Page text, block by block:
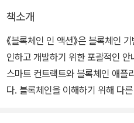
책소개
《블록체인 인 액션》은 블록체인
인하고 개발하기 위한 포괄적인
스마트 컨트랙트와 블록체인 애플
다. 블록체인을 이해하기 위해 다